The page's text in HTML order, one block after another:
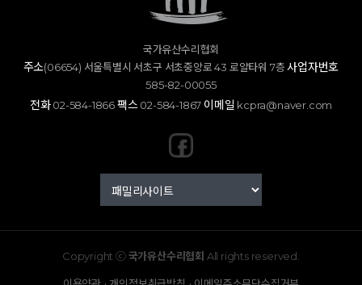
국가유산수리협회
주소(06654) 서울특별시 서초구 서초중앙로 43 로얄타워 7층사업자번호
585-82-00055
전화 02-584-1866팩스02-584-1867 이메일 kcpra@naver.com
Copyright ⓒ국가유산수리협회 All rights reserved.